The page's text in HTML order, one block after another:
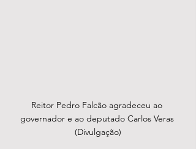
Reitor Pedro Falcão agradeceu ao
governador e ao deputado Carlos Veras
(Divulgação)